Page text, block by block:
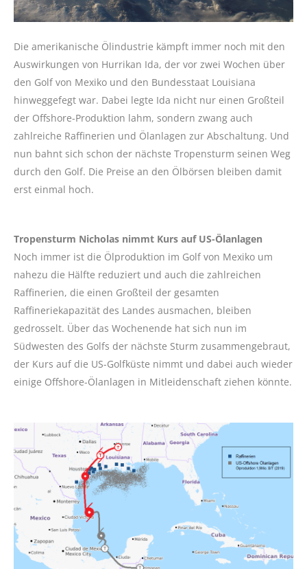
Die amerikanische Ölindustrie kämpft immer noch mit den
Auswirkungen von Hurrikan Ida, der vor zwei Wochen über
den Golf von Mexiko und den Bundesstaat Louisiana
hinweggefegt war. Dabei legte Ida nicht nur einen Großteil
der Offshore-Produktion lahm, sondern zwang auch
zahlreiche Raffinerien und Ölanlagen zur Abschaltung. Und
nun bahnt sich schon der nächste Tropensturm seinen Weg
durch den Golf. Die Preise an den Ölbörsen bleiben damit
erst einmal hoch.
Tropensturm Nicholas nimmt Kurs auf US-Ölanlagen
Noch immer ist die Ölproduktion im Golf von Mexiko um
nahezu die Hälfte reduziert und auch die zahlreichen
Raffinerien, die einen Großteil der gesamten
Raffineriekapazität des Landes ausmachen, bleiben
gedrosselt. Über das Wochenende hat sich nun im
Südwesten des Golfs der nächste Sturm zusammengebraut,
der Kurs auf die US-Golfküste nimmt und dabei auch wieder
einige Offshore-Ölanlagen in Mitleidenschaft ziehen könnte.